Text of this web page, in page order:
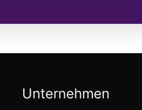
Unternehmen